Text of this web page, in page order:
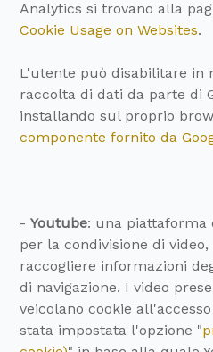
Analytics si trovano alla
Cookie Usage on Websites.
L'utente può disabilitare in
raccolta di dati da parte di
installando sul proprio
componente fornito da
-Youtube: una piattaforma
per la condivisione di
raccogliere informazioni
di navigazione. I video
veicolano cookie
stata impostata l'opzione "